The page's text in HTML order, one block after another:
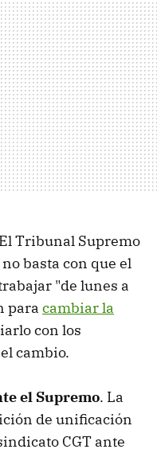
Tribunal Supremo
basta con que el
"de lunes a
para cambiar la
con los
cambio.
el Supremo. La
de unificación
CGT ante